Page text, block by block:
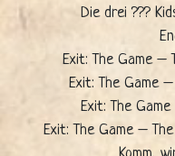
Die drei ???
Exit: The Game –
Exit: The Game –
Exit: The
Exit: The Game –